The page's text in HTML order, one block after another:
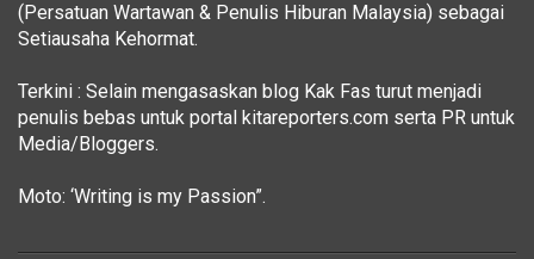
(Persatuan Wartawan & Penulis Hiburan Malaysia) sebagai
Setiausaha Kehormat.
Terkini : Selain mengasaskan blog Kak Fas turut menjadi
penulis bebas untuk portal kitareporters.com serta PR untuk
Media/Bloggers.
Moto: ‘Writing is my Passion”.